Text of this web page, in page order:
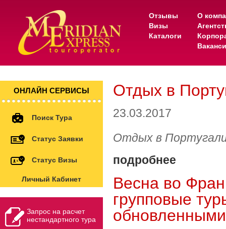
Отзывы
Визы
Каталоги
О
ОНЛАЙН СЕРВИСЫ
Поиск Тура
Статус Заявки
Статус Визы
Личный Кабинет
Запрос на расчет
нестандартного тура
Отдых в
23.03.2017
Отдых в
подробнее
Весна во
групповые